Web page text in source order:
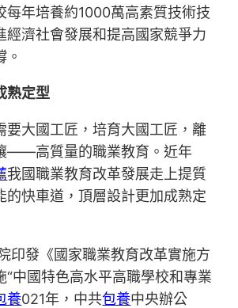
每年培養約1000萬高素質技術技
經濟社會發展和提高國家競爭力
。
熟定型
要大國工匠，培育大國工匠，離
——高質量的職業教育。近年
我國職業教育改革發展走上提質
的快車道，頂層設計更加成熟定
印發《國家職業教育改革實施方
“中國特色高水平高職學校和專業
養021年，中共包養中央辦公